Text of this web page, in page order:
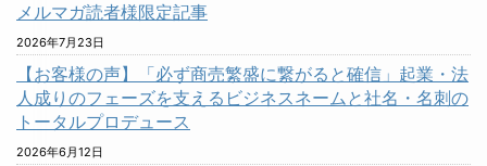
メルマガ読者様限定記事
2026年7月23日
【お客様の声】「必ず商売繁盛に繋がると確信」起業・法
人成りのフェーズを支えるビジネスネームと社名・名刺の
トータルプロデュース
2026年6月12日